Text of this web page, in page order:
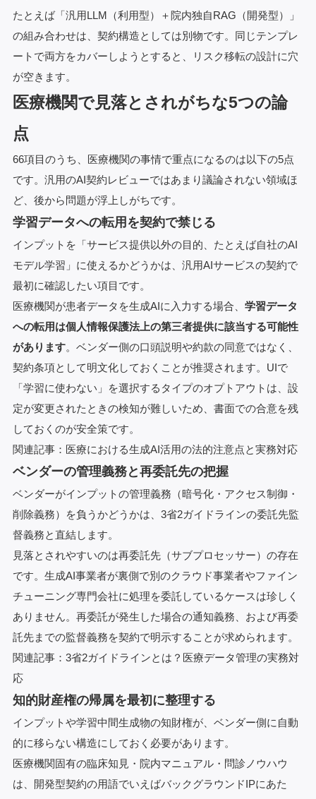
たとえば「汎用LLM（利用型）＋院内独自RAG（開発型）」
の組み合わせは、契約構造としては別物です。同じテンプレ
ートで両方をカバーしようとすると、リスク移転の設計に穴
が空きます。
医療機関で見落とされがちな5つの論
点
66項目のうち、医療機関の事情で重点になるのは以下の5点
です。汎用のAI契約レビューではあまり議論されない領域ほ
ど、後から問題が浮上しがちです。
学習データへの転用を契約で禁じる
インプットを「サービス提供以外の目的、たとえば自社のAI
モデル学習」に使えるかどうかは、汎用AIサービスの契約で
最初に確認したい項目です。
医療機関が患者データを生成AIに入力する場合、 学習データ
への転用は個人情報保護法上の第三者提供に該当する可能性
があります。ベンダー側の口頭説明や約款の同意ではなく、
契約条項として明文化しておくことが推奨されます。UIで
「学習に使わない」を選択するタイプのオプトアウトは、設
定が変更されたときの検知が難しいため、書面での合意を残
しておくのが安全策です。
関連記事： 医療における生成AI活用の法的注意点と実務対応
ベンダーの管理義務と再委託先の把握
ベンダーがインプットの管理義務（暗号化・アクセス制御・
削除義務）を負うかどうかは、3省2ガイドラインの委託先監
督義務と直結します。
見落とされやすいのは再委託先（サブプロセッサー）の存在
です。生成AI事業者が裏側で別のクラウド事業者やファイン
チューニング専門会社に処理を委託しているケースは珍しく
ありません。再委託が発生した場合の通知義務、および再委
託先までの監督義務を契約で明示することが求められます。
関連記事： 3省2ガイドラインとは？医療データ管理の実務対
応
知的財産権の帰属を最初に整理する
インプットや学習中間生成物の知財権が、ベンダー側に自動
的に移らない構造にしておく必要があります。
医療機関固有の臨床知見・院内マニュアル・問診ノウハウ
は、開発型契約の用語でいえばバックグラウンドIPにあた